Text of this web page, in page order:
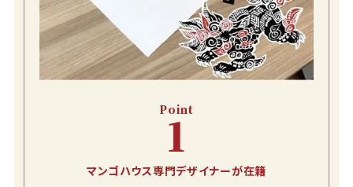
Point
1
マンゴハウス専門デザイナーが在籍